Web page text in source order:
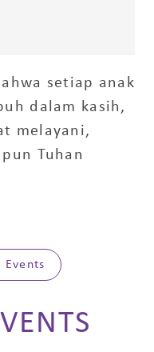
setiap anak
dalam kasih,
melayani,
Tuhan
Events